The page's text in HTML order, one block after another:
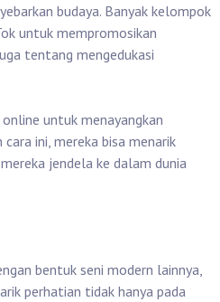
budaya. Banyak kelompok
untuk mempromosikan
tentang mengedukasi
untuk menayangkan
ini, mereka bisa menarik
jendela ke dalam dunia
bentuk seni modern lainnya,
perhatian tidak hanya pada